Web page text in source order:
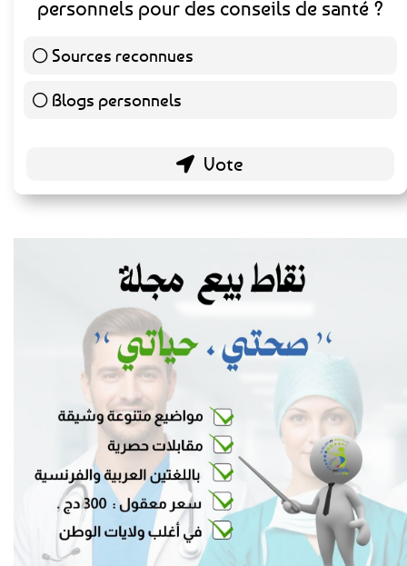
personnels pour des conseils de santé ?
Sources reconnues
Blogs personnels